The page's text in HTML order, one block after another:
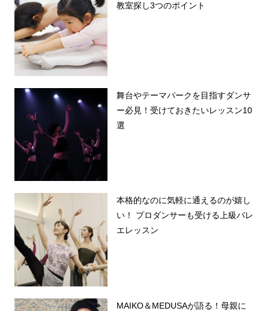
教室探し3つのポイント
舞台やテーマパークを目指すダンサ
ー必見！受けておきたいレッスン10
選
本格的なのに気軽に通えるのが嬉し
い！ プロダンサーも受ける上級バレ
エレッスン
MAIKO＆MEDUSAが語る！母親に